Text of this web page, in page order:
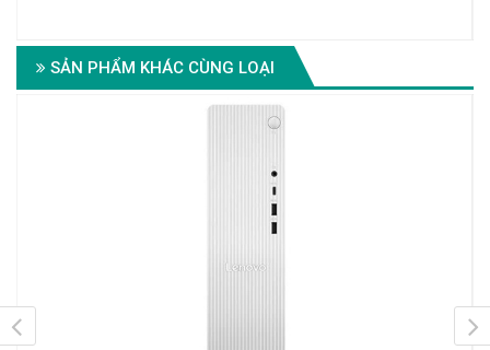
SẢN PHẨM KHÁC CÙNG LOẠI